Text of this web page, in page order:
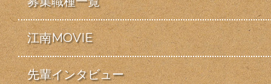
江南MOVIE
先輩インタビュー